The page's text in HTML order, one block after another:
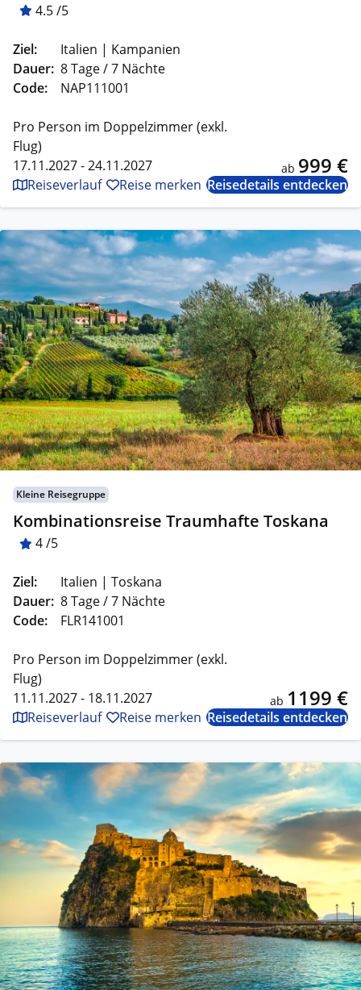
4.5 /5
Ziel:
Italien | Kampanien
Dauer: 8 Tage / 7 Nächte
Code:
NAP111001
Pro Person im Doppelzimmer (exkl.
Flug)
17.11.2027 - 24.11.2027
ab 999 €
Reiseverlauf Reise merken Reisedetails entdecken
Kleine Reisegruppe
Kombinationsreise Traumhafte Toskana
4 /5
Ziel:
Italien | Toskana
Dauer: 8 Tage / 7 Nächte
Code:
FLR141001
Pro Person im Doppelzimmer (exkl.
Flug)
11.11.2027 - 18.11.2027
ab 1199 €
Reiseverlauf Reise merken Reisedetails entdecken